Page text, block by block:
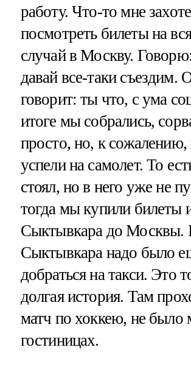
работу. Что-то мне
посмотреть билеты на
случай в Москву.
давай все-таки съездим.
говорит: ты что, с ума
итоге мы собрались,
просто, но, к сожалению,
успели на самолет. То
стоял, но в него уже не
тогда мы купили билеты
Сыктывкара до Москвы.
Сыктывкара надо было
добраться на такси. Это
долгая история. Там
матч по хоккею, не было
гостиницах.